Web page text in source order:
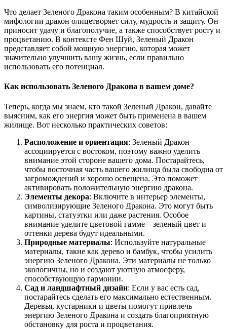
Что делает Зеленого Дракона таким особенным? В китайской
мифологии дракон олицетворяет силу, мудрость и защиту. Он
приносит удачу и благополучие, а также способствует росту и
процветанию. В контексте Фен Шуй, Зеленый Дракон
представляет собой мощную энергию, которая может
значительно улучшить вашу жизнь, если правильно
использовать его потенциал.
Как использовать Зеленого Дракона в вашем доме?
Теперь, когда мы знаем, кто такой Зеленый Дракон, давайте
выясним, как его энергия может быть применена в вашем
жилище. Вот несколько практических советов:
Расположение и ориентация: Зеленый Дракон
ассоциируется с востоком, поэтому важно уделить
внимание этой стороне вашего дома. Постарайтесь,
чтобы восточная часть вашего жилища была свободна от
загромождений и хорошо освещена. Это поможет
активировать положительную энергию дракона.
Элементы декора: Включите в интерьер элементы,
символизирующие Зеленого Дракона. Это могут быть
картины, статуэтки или даже растения. Особое
внимание уделите цветовой гамме – зеленый цвет и
оттенки дерева будут идеальными.
Природные материалы: Используйте натуральные
материалы, такие как дерево и бамбук, чтобы усилить
энергию Зеленого Дракона. Эти материалы не только
экологичны, но и создают уютную атмосферу,
способствующую гармонии.
Сад и ландшафтный дизайн: Если у вас есть сад,
постарайтесь сделать его максимально естественным.
Деревья, кустарники и цветы помогут привлечь
энергию Зеленого Дракона и создать благоприятную
обстановку для роста и процветания.